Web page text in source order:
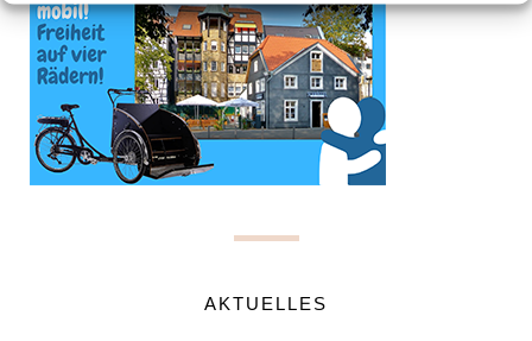
AKTUELLES